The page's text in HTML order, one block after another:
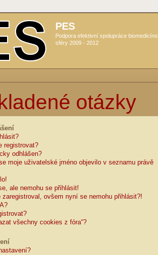
PES
Podpora efektivní spolupráce
sféry 2009 - 2012
otázky
registrovat?
odhlášen?
moje uživatelské jméno objevilo v seznamu právě
ale nemohu se přihlásit!
ovšem nyní se nemohu přihlásit?!
všechny cookies z fóra“?